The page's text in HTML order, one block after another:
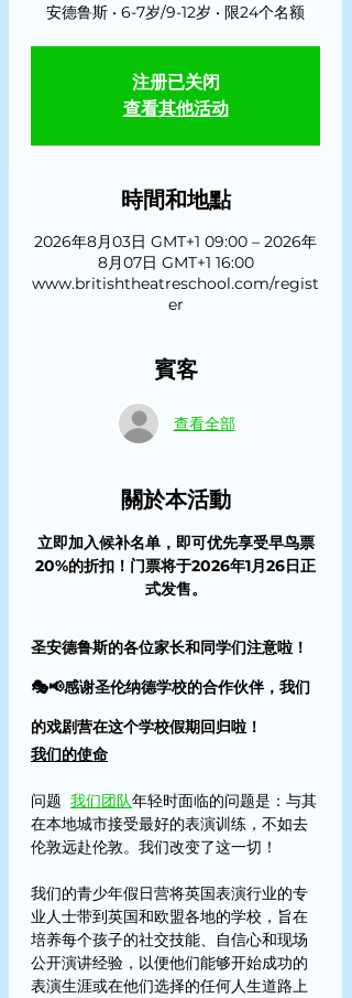
安德鲁斯 • 6-7岁/9-12岁 • 限24个名额
注册已关闭
查看其他活动
時間和地點
2026年8月03日 GMT+1 09:00 – 2026年
8月07日 GMT+1 16:00
www.britishtheatreschool.com/regist
er
賓客
查看全部
關於本活動
立即加入候补名单，即可优先享受早鸟票
20%的折扣！门票将于2026年1月26日正
式发售。
圣安德鲁斯的各位家长和同学们注意啦！
🎭📢感谢圣伦纳德学校的合作伙伴，我们
的戏剧营在这个学校假期回归啦！
我们的使命
问题 我们团队年轻时面临的问题是：与其
在本地城市接受最好的表演训练，不如去
伦敦远赴伦敦。我们改变了这一切！
我们的青少年假日营将英国表演行业的专
业人士带到英国和欧盟各地的学校，旨在
培养每个孩子的社交技能、自信心和现场
公开演讲经验，以便他们能够开始成功的
表演生涯或在他们选择的任何人生道路上